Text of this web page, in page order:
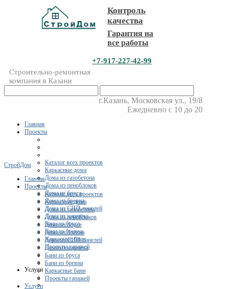
Контроль
качества
Гарантия на
все работы
+7-917-227-42-99
Строительно-ремонтная
компания в Казани
г.Казань, Московская ул., 19/8
Ежедневно с 10 до 20
Главная
Проекты
Каталог всех проектов
Каркасные дома
Дома из газобетона
Дома из пеноблоков
Дома из бруса
Дома из бревна
Дома из СИП-панелей
Дома из кирпича
Бани из бруса
Бани из бревна
Каркасные бани
Проекты гаражей
Услуги
СтройДом
Главная
Проекты
Каталог всех проектов
Каркасные дома
Дома из газобетона
Дома из пеноблоков
Дома из бруса
Дома из бревна
Дома из СИП-панелей
Дома из кирпича
Бани из бруса
Бани из бревна
Каркасные бани
Проекты гаражей
Услуги